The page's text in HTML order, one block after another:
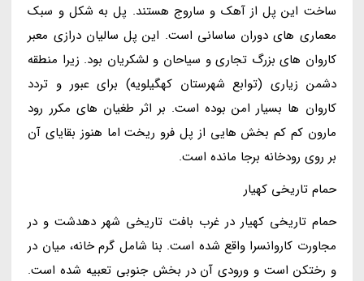
ساخت این پل از آهک و ساروج هستند. پل به شکل و سبک
معماری های دوران ساسانی است. این پل سالیان درازی معبر
کاروان های بزرگ تجاری و سیاحان و لشکریان بود. زیرا منطقه
دشمن زیاری (توابع شهرستان کهگیلویه) برای عبور و تردد
کاروان ها بسیار امن بوده است. بر اثر طغیان های مکرر رود
مارون کم کم بخش هایی از پل فرو ریخت اما هنوز بقایای آن
بر روی رودخانه برجا مانده است.
حمام تاریخی کهیار
حمام تاریخی کهیار در غرب بافت تاریخی شهر دهدشت و در
مجاورت کاروانسرا واقع شده است. بنا شامل گرم خانه، میان در
و رختکن است و ورودی آن در بخش جنوبی تعبیه شده است.